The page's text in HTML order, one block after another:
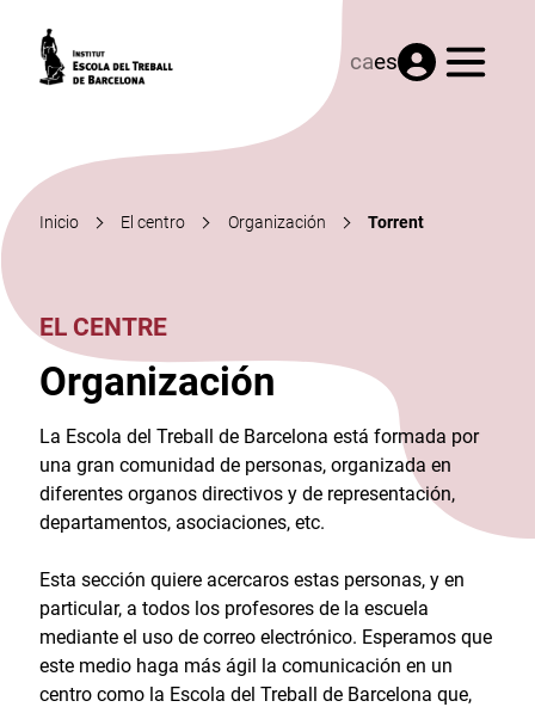
caes Menú
Inicio El centro Organización Torrent
EL CENTRE
Organización
La Escola del Treball de Barcelona está formada por
una gran comunidad de personas, organizada en
diferentes organos directivos y de representación,
departamentos, asociaciones, etc.
Esta sección quiere acercaros estas personas, y en
particular, a todos los profesores de la escuela
mediante el uso de correo electrónico. Esperamos que
este medio haga más ágil la comunicación en un
centro como la Escola del Treball de Barcelona que,